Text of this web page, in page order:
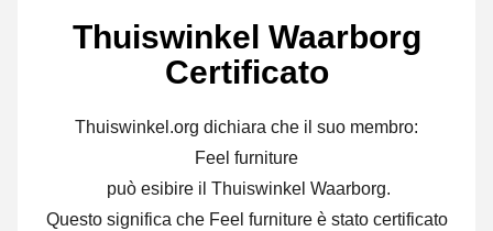
Thuiswinkel Waarborg
Certificato
Thuiswinkel.org dichiara che il suo membro:
Feel furniture
può esibire il Thuiswinkel Waarborg.
Questo significa che Feel furniture è stato certificato